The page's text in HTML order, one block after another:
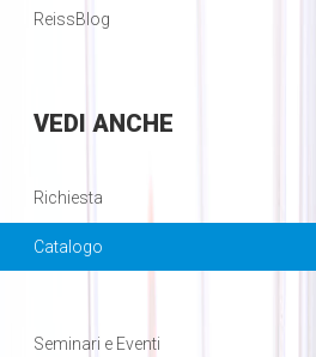
ReissBlog
VEDI ANCHE
Richiesta
Catalogo
Seminari e Eventi